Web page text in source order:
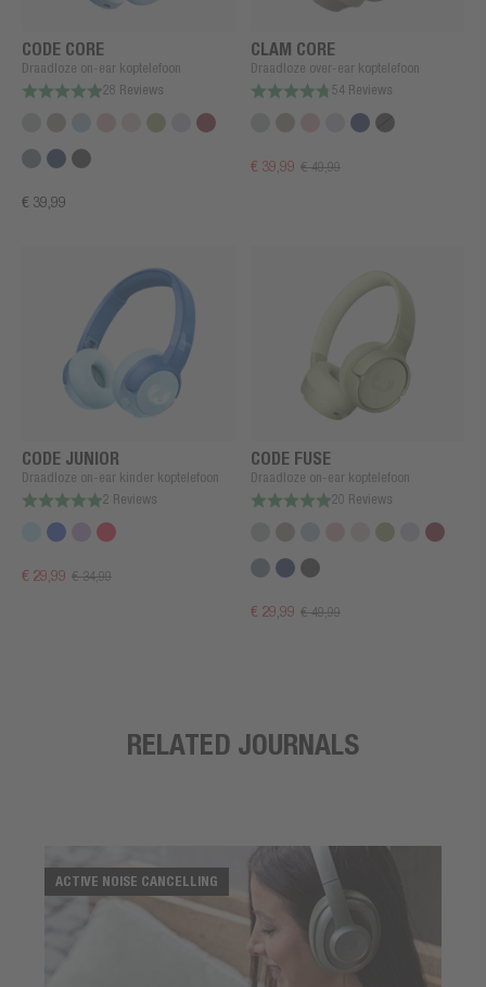
CODE CORE
Draadloze on-ear koptelefoon
28 Reviews
€ 39,99
CLAM CORE
Draadloze over-ear koptelefoon
54 Reviews
€ 39,99 € 49,99
CODE JUNIOR
Draadloze on-ear kinder koptelefoon
2 Reviews
€ 29,99 € 34,99
CODE FUSE
Draadloze on-ear koptelefoon
20 Reviews
€ 29,99 € 49,99
RELATED JOURNALS
ACTIVE NOISE CANCELLING